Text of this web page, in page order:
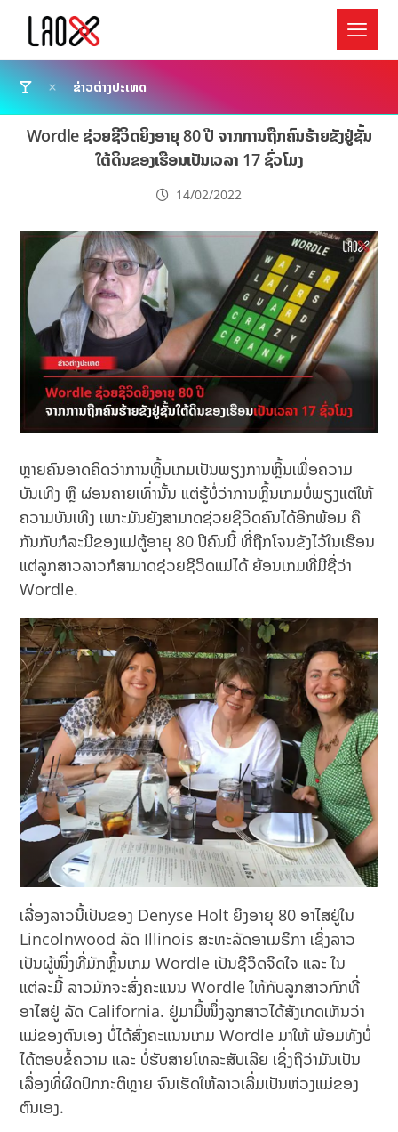
ຂ່າວຕ່າງປະເທດ
Wordle ຊ່ວຍຊີວິດຍິງອາຍຸ 80 ປີ ຈາກການຖືກຄົນຮ້າຍຂັງຢູ່ຊັ້ນ
ໃຕ້ດິນຂອງເຮືອນເປັນເວລາ 17 ຊົ່ວໂມງ
14/02/2022
ຫຼາຍຄົນອາດຄິດວ່າການຫຼິ້ນເກມເປັນພຽງການຫຼິ້ນເພື່ອຄວາມ
ບັນເທີງ ຫຼື ຜ່ອນຄາຍເທົ່ານັ້ນ ແຕ່ຮູ້ບໍ່ວ່າການຫຼິ້ນເກມບໍ່ພຽງແຕ່ໃຫ້
ຄວາມບັນເທີງ ເພາະມັນຍັງສາມາດຊ່ວຍຊີວິດຄົນໄດ້ອີກພ້ອມ ຄື
ກັນກັບກໍລະນີຂອງແມ່ຕູ້ອາຍຸ 80 ປີຄົນນີ້ ທີ່ຖືກໂຈນຂັງໄວ້ໃນເຮືອນ
ແຕ່ລູກສາວລາວກໍສາມາດຊ່ວຍຊີວິດແມ່ໄດ້ ຍ້ອນເກມທີ່ມີຊື່ວ່າ
Wordle.
ເລື່ອງລາວນີ້ເປັນຂອງ Denyse Holt ຍິງອາຍຸ 80 ອາໄສຢູ່ໃນ
Lincolnwood ລັດ Illinois ສະຫະລັດອາເມຣິກາ ເຊິ່ງລາວ
ເປັນຜູ້ໜຶ່ງທີ່ມັກຫຼິ້ນເກມ Wordle ເປັນຊີວິດຈິດໃຈ ແລະ ໃນ
ແຕ່ລະມື້ ລາວມັກຈະສົ່ງຄະແນນ Wordle ໃຫ້ກັບລູກສາວກົກທີ່
ອາໄສຢູ່ ລັດ California. ຢູ່ມາມື້ໜຶ່ງລູກສາວໄດ້ສັງເກດເຫັນວ່າ
ແມ່ຂອງຕົນເອງ ບໍ່ໄດ້ສົ່ງຄະແນນເກມ Wordle ມາໃຫ້ ພ້ອມທັງບໍ່
ໄດ້ຕອບຂໍ້ຄວາມ ແລະ ບໍ່ຮັບສາຍໂທລະສັບເລີຍ ເຊິ່ງຖືວ່າມັນເປັນ
ເລື່ອງທີ່ຜິດປົກກະຕິຫຼາຍ ຈົນເຮັດໃຫ້ລາວເລີ່ມເປັນຫ່ວງແມ່ຂອງ
ຕົນເອງ.